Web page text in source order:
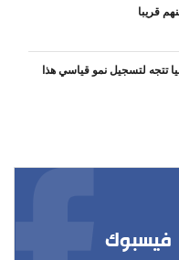
تتجه لتسجيل نمو قياسي هذا
فيسبوك